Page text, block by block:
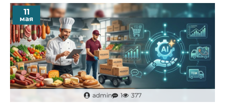
все для идеального завтрака, праздничного
ужина или профессионального меню:
1. Мясная группа (основа ассортимента)
- Вареная колбаса: классические позиции по
ДСТУ и фирменные рецептуры.
- Сардельки и сосиски: от детских молочных до
11
мая
admin 1 377